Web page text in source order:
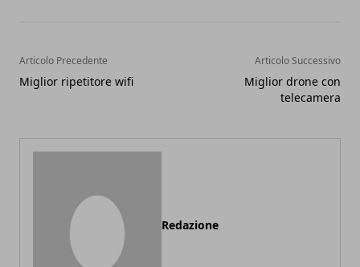
Articolo Precedente
Miglior ripetitore wifi
Articolo Successivo
Miglior drone con
telecamera
Redazione